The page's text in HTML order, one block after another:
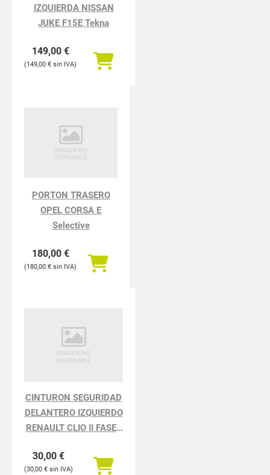
IZQUIERDA NISSAN
JUKE F15E Tekna
149,00 €
149,00 €
PORTON TRASERO
OPEL CORSA E
Selective
180,00 €
180,00 €
CINTURON SEGURIDAD
DELANTERO IZQUIERDO
RENAULT CLIO II FASE I
30,00 €
30,00 €